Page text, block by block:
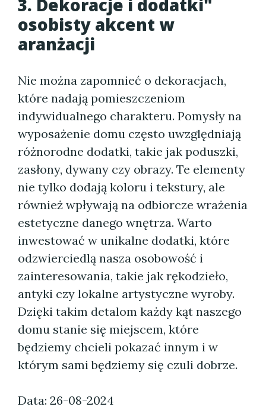
3. Dekoracje i dodatki"
osobisty akcent w
aranżacji
Nie można zapomnieć o dekoracjach,
które nadają pomieszczeniom
indywidualnego charakteru. Pomysły na
wyposażenie domu często uwzględniają
różnorodne dodatki, takie jak poduszki,
zasłony, dywany czy obrazy. Te elementy
nie tylko dodają koloru i tekstury, ale
również wpływają na odbiorcze wrażenia
estetyczne danego wnętrza. Warto
inwestować w unikalne dodatki, które
odzwierciedlą nasza osobowość i
zainteresowania, takie jak rękodzieło,
antyki czy lokalne artystyczne wyroby.
Dzięki takim detalom każdy kąt naszego
domu stanie się miejscem, które
będziemy chcieli pokazać innym i w
którym sami będziemy się czuli dobrze.
Data: 26-08-2024